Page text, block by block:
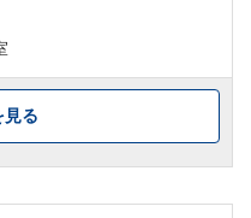
見る